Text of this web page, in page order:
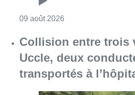
09 août 2026
Collision entre trois
Uccle, deux
transportés à